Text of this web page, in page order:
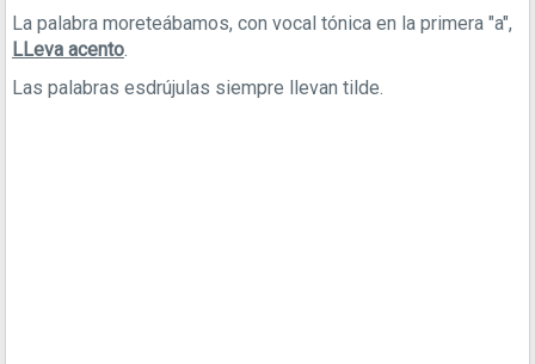
La palabra moreteábamos, con vocal tónica en la primera "a",
LLeva acento.
Las palabras esdrújulas siempre llevan tilde.